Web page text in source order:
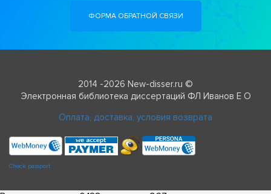
ФОРМА ОБРАТНОЙ СВЯЗИ
2014 -2026 New-disser.ru ©
Электронная библиотека диссертаций ФЛ Иванов Е О
Оплата, доставка, условия возврата
Check passport